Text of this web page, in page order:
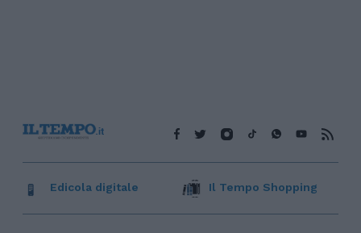
Edicola digitale Il Tempo Shopping